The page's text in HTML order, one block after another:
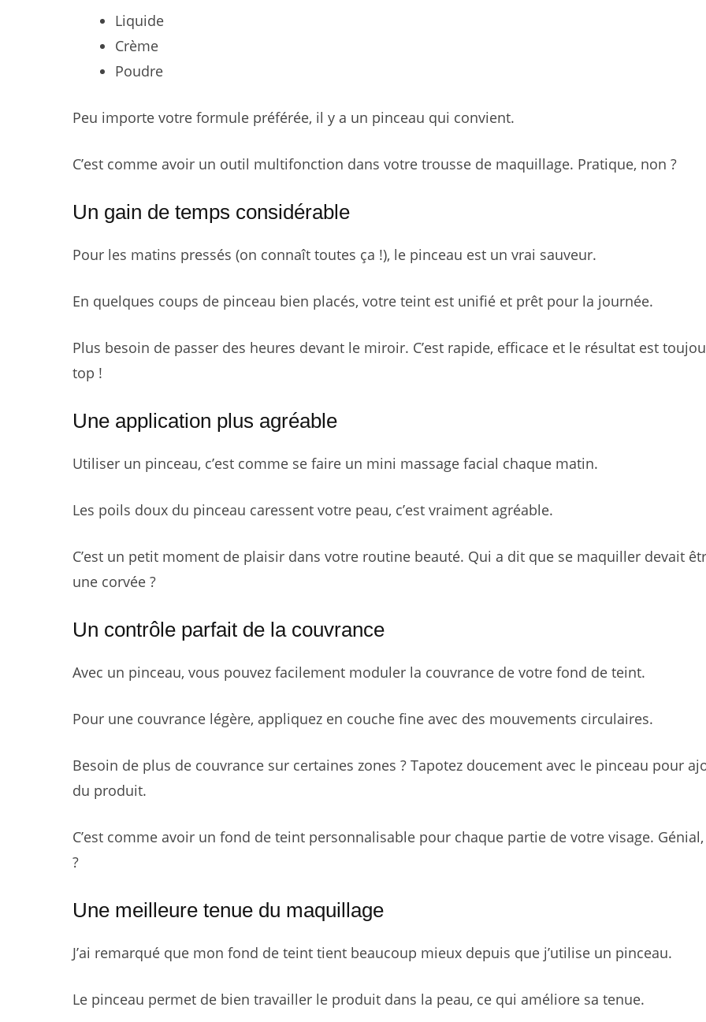
Liquide
Crème
Poudre
Peu importe votre formule préférée, il y a un pinceau qui convient.
C’est comme avoir un outil multifonction dans votre trousse de maquillage. Pratique, non ?
Un gain de temps considérable
Pour les matins pressés (on connaît toutes ça !), le pinceau est un vrai sauveur.
En quelques coups de pinceau bien placés, votre teint est unifié et prêt pour la journée.
Plus besoin de passer des heures devant le miroir. C’est rapide, efficace et le résultat est
top !
Une application plus agréable
Utiliser un pinceau, c’est comme se faire un mini massage facial chaque matin.
Les poils doux du pinceau caressent votre peau, c’est vraiment agréable.
C’est un petit moment de plaisir dans votre routine beauté. Qui a dit que se maquiller devait
une corvée ?
Un contrôle parfait de la couvrance
Avec un pinceau, vous pouvez facilement moduler la couvrance de votre fond de teint.
Pour une couvrance légère, appliquez en couche fine avec des mouvements circulaires.
Besoin de plus de couvrance sur certaines zones ? Tapotez doucement avec le pinceau pour
du produit.
C’est comme avoir un fond de teint personnalisable pour chaque partie de votre visage.
?
Une meilleure tenue du maquillage
J’ai remarqué que mon fond de teint tient beaucoup mieux depuis que j’utilise un pinceau.
Le pinceau permet de bien travailler le produit dans la peau, ce qui améliore sa tenue.